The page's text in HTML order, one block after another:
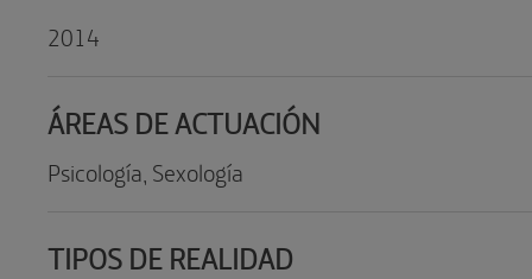
2014
ÁREAS DE ACTUACIÓN
Psicología, Sexología
TIPOS DE REALIDAD